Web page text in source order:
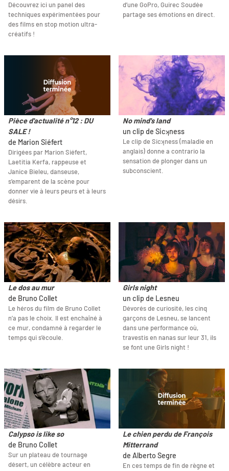
Découvrez ici un panel des
techniques expérimentées pour
des films en stop motion ultra-
créatifs !
d’une GoPro, Guirec Soudée
partage ses émotions en direct.
Pièce d'actualité n°12 : DU
SALE !
de Marion Siéfert
Dirigées par Marion Siéfert,
Laetitia Kerfa, rappeuse et
Janice Bieleu, danseuse,
s’emparent de la scène pour
donner vie à leurs peurs et à leurs
désirs.
No mind's land
un clip de Sicʞness
Le clip de Sicʞness (maladie en
anglais) donne a contrario la
sensation de plonger dans un
subconscient.
Le dos au mur
de Bruno Collet
Le héros du film de Bruno Collet
n’a pas le choix. Il est enchaîné à
ce mur, condamné à regarder le
temps qui s’écoule.
Girls night
un clip de Lesneu
Dévorés de curiosité, les cinq
garçons de Lesneu, se lancent
dans une performance où,
travestis en nanas sur leur 31, ils
se font une Girls night !
Calypso is like so
de Bruno Collet
Sur un plateau de tournage
désert, un célèbre acteur en
Le chien perdu de François
Mitterrand
de Alberto Segre
En ces temps de fin de règne et